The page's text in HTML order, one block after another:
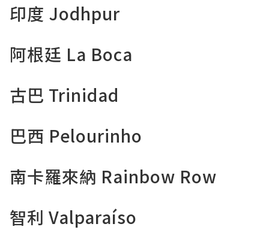
印度 Jodhpur
阿根廷 La Boca
古巴 Trinidad
巴西 Pelourinho
南卡羅來納 Rainbow Row
智利 Valparaíso